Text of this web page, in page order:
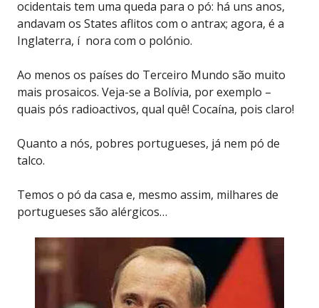
ocidentais tem uma queda para o pó: há uns anos,
andavam os States aflitos com o antrax; agora, é a
Inglaterra, í nora com o polónio.
Ao menos os países do Terceiro Mundo são muito
mais prosaicos. Veja-se a Bolívia, por exemplo –
quais pós radioactivos, qual quê! Cocaína, pois claro!
Quanto a nós, pobres portugueses, já nem pó de
talco.
Temos o pó da casa e, mesmo assim, milhares de
portugueses são alérgicos…